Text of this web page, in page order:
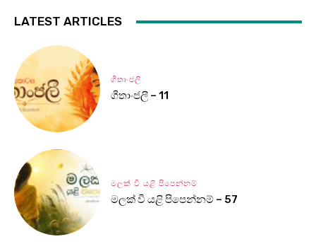
LATEST ARTICLES
ගීතාංජලී
ගීතාංජලී – 11
මලක් වී යළි පිපෙන්නම්
මලක් වී යළි පිපෙන්නම් – 57